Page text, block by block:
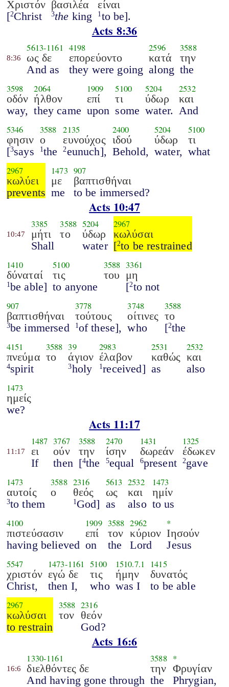
Χριστόν
[2Christ
βασιλέα
3the king
είναι
1 to be].
Acts 8:36
8:36
5613-1161
ως δε
And as
4198
επορεύοντο
they were going
2596
κατά
along
3588
την
the
3598
οδόν
way,
2064
ήλθον
they came
1909
επί
upon
5100
τι
some
5204
ύδωρ
water.
2532
και
And
5346
φησιν
[3says
3588
ο
1 the
2135
ευνούχος
2eunuch],
2400
ιδού
Behold,
5204
ύδωρ
water,
5100
τι
what
2967
κωλύει
prevents
1473
με
me
907
βαπτισθήναι
to be immersed?
Acts 10:47
10:47
3385
μήτι
Shall
3588
το
5204
ύδωρ
water
2967
κωλύσαι
[2to be restrained
1410
δύναταί
1 be able]
5100
τις
to anyone
3588
του
3361
μη
[2to not
907
βαπτισθήναι
3be immersed
3778
τούτους
1 of these],
3748
οίτινες
who
3588
το
[2the
4151
πνεύμα
4spirit
3588
το
39
άγιον
3holy
2983
έλαβον
1received]
2531
καθώς
as
2532
και
also
1473
ημείς
we?
Acts 11:17
11:17
1487
ει
If
3767
ούν
then
3588
την
[4the
2470
ίσην
5equal
1431
δωρεάν
6present
1325
έδωκεν
2gave
1473
αυτοίς
3to them
3588
ο
2316
θεός
1 God]
5613
ως
as
2532
και
also
1473
ημίν
to us
4100
πιστεύσασιν
having believed
1909
επί
on
3588
τον
the
2962
κύριον
Lord
*
Ιησούν
Jesus
5547
χριστόν
Christ,
1473-1161
εγώ δε
then I,
5100
τις
who
1510.7.1
ήμην
was I
1415
δυνατός
to be able
2967
κωλύσαι
to restrain
3588
τον
2316
θεόν
God?
Acts 16:6
16:6
1330-1161
διελθόντες δε
And having gone through
3588
την
the
*
Φρυγίαν
Phrygian,